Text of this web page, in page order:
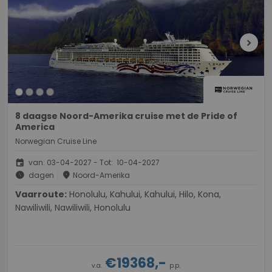
chevron_right
8 daagse Noord-Amerika cruise met de Pride of
America
Norwegian Cruise Line
event van: 03-04-2027 - Tot: 10-04-2027
schedule dagen place Noord-Amerika
Vaarroute:
Nawiliwili, Nawiliwili, Honolulu
v.a. €19368,- p.p.